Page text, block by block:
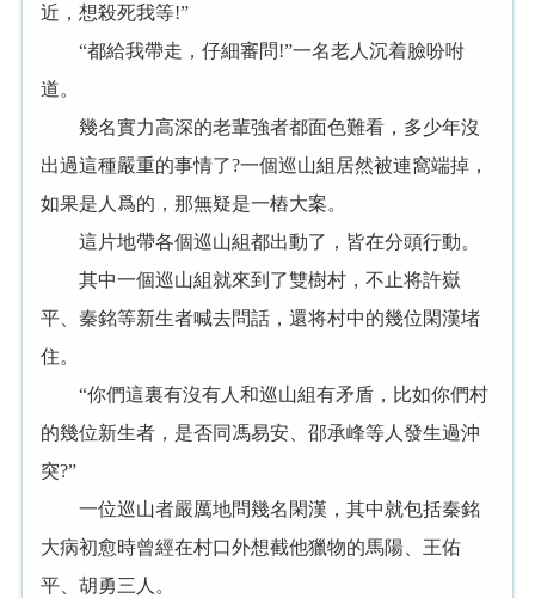
近，想殺死我等!”
“都給我帶走，仔細審問!”一名老人沉着臉吩咐
道。
幾名實力高深的老輩強者都面色難看，多少年沒
出過這種嚴重的事情了?一個巡山組居然被連窩端掉，
如果是人爲的，那無疑是一樁大案。
這片地帶各個巡山組都出動了，皆在分頭行動。
其中一個巡山組就來到了雙樹村，不止将許嶽
平、秦銘等新生者喊去問話，還将村中的幾位閑漢堵
住。
“你們這裏有沒有人和巡山組有矛盾，比如你們村
的幾位新生者，是否同馮易安、邵承峰等人發生過沖
突?”
一位巡山者嚴厲地問幾名閑漢，其中就包括秦銘
大病初愈時曾經在村口外想截他獵物的馬陽、王佑
平、胡勇三人。